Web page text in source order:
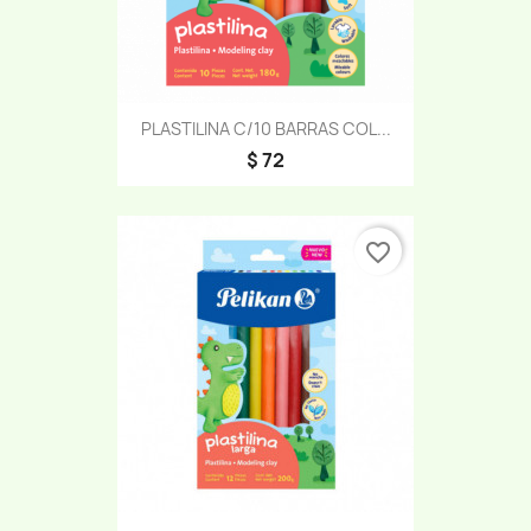
PLASTILINA C/10 BARRAS COL...
$ 72
favorite_border